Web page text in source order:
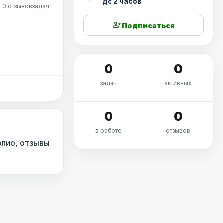
0 отзывовзадач
отзывы
person_addПодписаться
0
задач
0
активных
0
в работе
0
отзывов